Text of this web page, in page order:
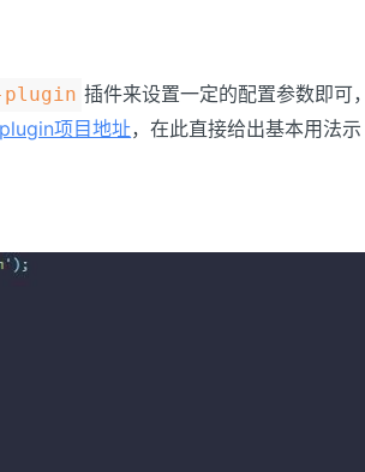
plugin 插件来设置一定的配置参数即可，
项目地址，在此直接给出基本用法示